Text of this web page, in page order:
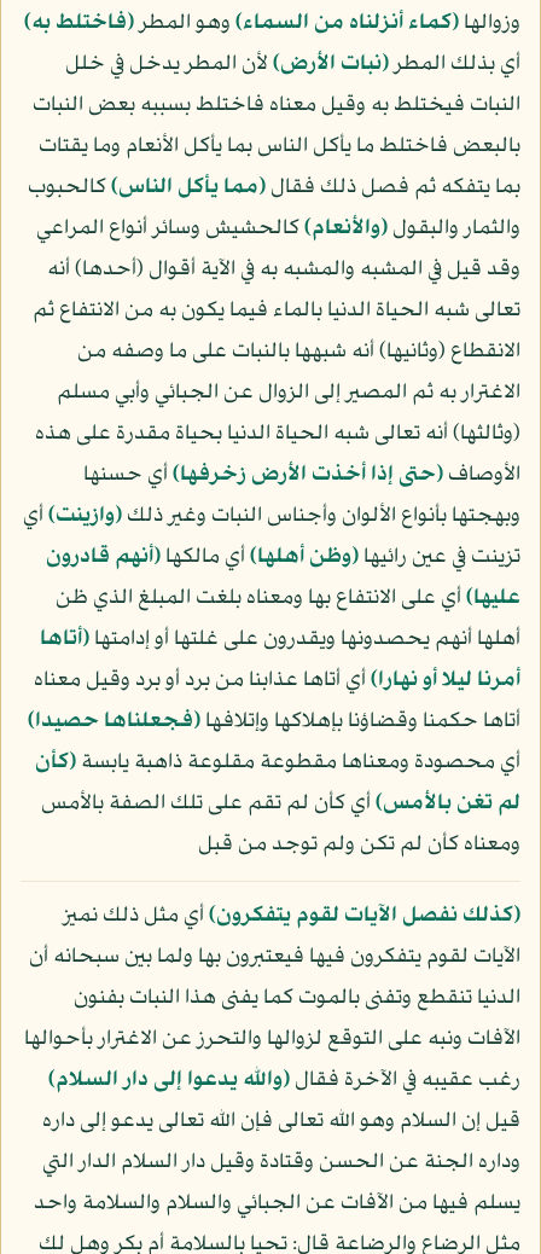
وزوالها﴿كماء أنزلناه من السماء﴾وهو المطر﴿فاختلط به﴾
أي بذلك المطر﴿نبات الأرض﴾لأن المطر يدخل في خلل
النبات فيختلط به وقيل معناه فاختلط بسببه بعض النبات
بالبعض فاختلط ما يأكل الناس بما يأكل الأنعام وما يقتات
بما يتفكه ثم فصل ذلك فقال﴿مما يأكل الناس﴾كالحبوب
والثمار والبقول﴿والأنعام﴾كالحشيش وسائر أنواع المراعي
وقد قيل في المشبه والمشبه به في الآية أقوال (أحدها) أنه
تعالى شبه الحياة الدنيا بالماء فيما يكون به من الانتفاع ثم
الانقطاع (وثانيها) أنه شبهها بالنبات على ما وصفه من
الاغترار به ثم المصير إلى الزوال عن الجبائي وأبي مسلم
(وثالثها) أنه تعالى شبه الحياة الدنيا بحياة مقدرة على هذه
الأوصاف﴿حتى إذا أخذت الأرض زخرفها﴾أي حسنها
وبهجتها بأنواع الألوان وأجناس النبات وغير ذلك﴿وازينت﴾أي
تزينت في عين رائيها﴿وظن أهلها﴾أي مالكها﴿أنهم قادرون
عليها﴾أي على الانتفاع بها ومعناه بلغت المبلغ الذي ظن
أهلها أنهم يحصدونها ويقدرون على غلتها أو إدامتها﴿أتاها
أمرنا ليلا أو نهارا﴾أي أتاها عذابنا من برد أو برد وقيل معناه
أتاها حكمنا وقضاؤنا بإهلاكها وإتلافها﴿فجعلناها حصيدا﴾
أي محصودة ومعناها مقطوعة مقلوعة ذاهبة يابسة﴿كأن
لم تغن بالأمس﴾أي كأن لم تقم على تلك الصفة بالأمس
ومعناه كأن لم تكن ولم توجد من قبل
﴿كذلك نفصل الآيات لقوم يتفكرون﴾أي مثل ذلك نميز
الآيات لقوم يتفكرون فيها فيعتبرون بها ولما بين سبحانه أن
الدنيا تنقطع وتفنى بالموت كما يفنى هذا النبات بفنون
الآفات ونبه على التوقع لزوالها والتحرز عن الاغترار بأحوالها
رغب عقيبه في الآخرة فقال﴿والله يدعوا إلى دار السلام﴾
قيل إن السلام وهو الله تعالى فإن الله تعالى يدعو إلى داره
وداره الجنة عن الحسن وقتادة وقيل دار السلام الدار التي
يسلم فيها من الآفات عن الجبائي والسلام والسلامة واحد
مثل الرضاع والرضاعة قال: تحيا بالسلامة أم بكر وهل لك